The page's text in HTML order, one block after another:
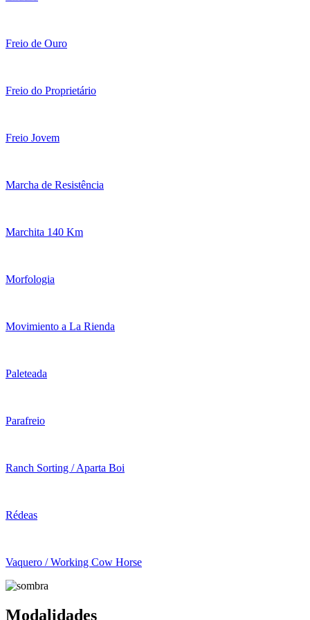
Freio de Ouro
Freio do Proprietário
Freio Jovem
Marcha de Resistência
Marchita 140 Km
Morfologia
Movimiento a La Rienda
Paleteada
Parafreio
Ranch Sorting / Aparta Boi
Rédeas
Vaquero / Working Cow Horse
Modalidades